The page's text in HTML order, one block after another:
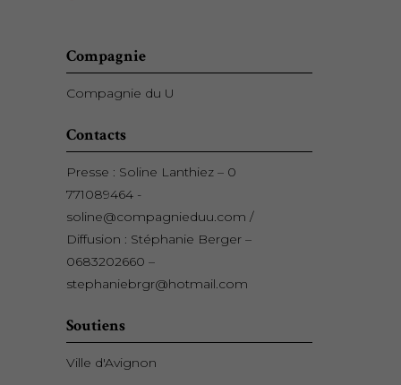
Compagnie
Compagnie du U
Contacts
Presse : Soline Lanthiez – 0
771089464 -
soline@compagnieduu.com /
Diffusion : Stéphanie Berger –
0683202660 –
stephaniebrgr@hotmail.com
Soutiens
Ville d'Avignon